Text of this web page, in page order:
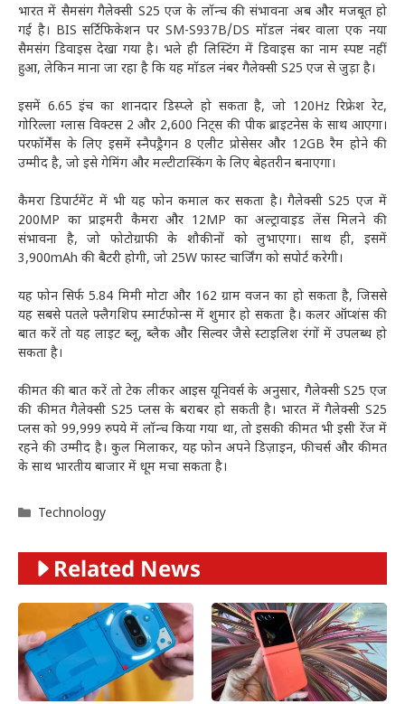
भारत में सैमसंग गैलेक्सी S25 एज के लॉन्च की संभावना अब और मजबूत हो
गई है। BIS सर्टिफिकेशन पर SM-S937B/DS मॉडल नंबर वाला एक नया
सैमसंग डिवाइस देखा गया है। भले ही लिस्टिंग में डिवाइस का नाम स्पष्ट नहीं
हुआ, लेकिन माना जा रहा है कि यह मॉडल नंबर गैलेक्सी S25 एज से जुड़ा है।
इसमें 6.65 इंच का शानदार डिस्प्ले हो सकता है, जो 120Hz रिफ्रेश रेट,
गोरिल्ला ग्लास विक्टस 2 और 2,600 निट्स की पीक ब्राइटनेस के साथ आएगा।
परफॉर्मेंस के लिए इसमें स्नैपड्रैगन 8 एलीट प्रोसेसर और 12GB रैम होने की
उम्मीद है, जो इसे गेमिंग और मल्टीटास्किंग के लिए बेहतरीन बनाएगा।
कैमरा डिपार्टमेंट में भी यह फोन कमाल कर सकता है। गैलेक्सी S25 एज में
200MP का प्राइमरी कैमरा और 12MP का अल्ट्रावाइड लेंस मिलने की
संभावना है, जो फोटोग्राफी के शौकीनों को लुभाएगा। साथ ही, इसमें
3,900mAh की बैटरी होगी, जो 25W फास्ट चार्जिंग को सपोर्ट करेगी।
यह फोन सिर्फ 5.84 मिमी मोटा और 162 ग्राम वजन का हो सकता है, जिससे
यह सबसे पतले फ्लैगशिप स्मार्टफोन्स में शुमार हो सकता है। कलर ऑप्शंस की
बात करें तो यह लाइट ब्लू, ब्लैक और सिल्वर जैसे स्टाइलिश रंगों में उपलब्ध हो
सकता है।
कीमत की बात करें तो टेक लीकर आइस यूनिवर्स के अनुसार, गैलेक्सी S25 एज
की कीमत गैलेक्सी S25 प्लस के बराबर हो सकती है। भारत में गैलेक्सी S25
प्लस को 99,999 रुपये में लॉन्च किया गया था, तो इसकी कीमत भी इसी रेंज में
रहने की उम्मीद है। कुल मिलाकर, यह फोन अपने डिज़ाइन, फीचर्स और कीमत
के साथ भारतीय बाजार में धूम मचा सकता है।
Categories
Technology
Related News